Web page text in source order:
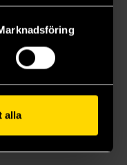
alla